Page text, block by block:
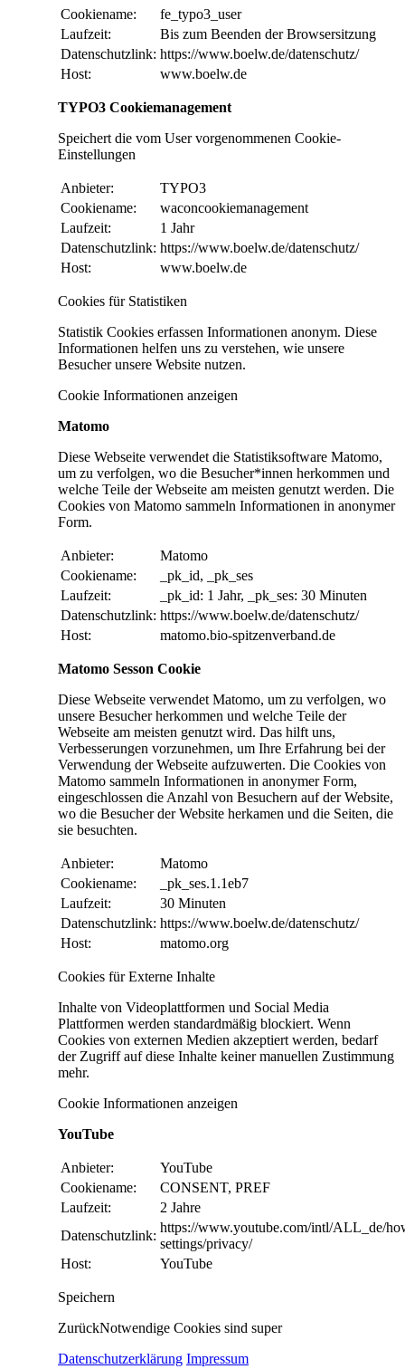
Cookiename:
fe_typo3_user
Laufzeit:
Bis zum Beenden der Browsersitzung
Datenschutzlink: https://www.boelw.de/datenschutz/
Host:
www.boelw.de
TYPO3 Cookiemanagement
Speichert die vom User vorgenommenen Cookie-
Einstellungen
Anbieter:
TYPO3
Cookiename:
waconcookiemanagement
Laufzeit:
1 Jahr
Datenschutzlink: https://www.boelw.de/datenschutz/
Host:
www.boelw.de
Cookies für Statistiken
Statistik Cookies erfassen Informationen anonym. Diese
Informationen helfen uns zu verstehen, wie unsere
Besucher unsere Website nutzen.
Cookie Informationen anzeigen
Matomo
Diese Webseite verwendet die Statistiksoftware Matomo,
um zu verfolgen, wo die Besucher*innen herkommen und
welche Teile der Webseite am meisten genutzt werden. Die
Cookies von Matomo sammeln Informationen in anonymer
Form.
Anbieter:
Matomo
Cookiename:
_pk_id, _pk_ses
Laufzeit:
_pk_id: 1 Jahr, _pk_ses: 30 Minuten
Datenschutzlink: https://www.boelw.de/datenschutz/
Host:
matomo.bio-spitzenverband.de
Matomo Sesson Cookie
Diese Webseite verwendet Matomo, um zu verfolgen, wo
unsere Besucher herkommen und welche Teile der
Webseite am meisten genutzt wird. Das hilft uns,
Verbesserungen vorzunehmen, um Ihre Erfahrung bei der
Verwendung der Webseite aufzuwerten. Die Cookies von
Matomo sammeln Informationen in anonymer Form,
eingeschlossen die Anzahl von Besuchern auf der Website,
wo die Besucher der Website herkamen und die Seiten, die
sie besuchten.
Anbieter:
Matomo
Cookiename:
_pk_ses.1.1eb7
Laufzeit:
30 Minuten
Datenschutzlink: https://www.boelw.de/datenschutz/
Host:
matomo.org
Cookies für Externe Inhalte
Inhalte von Videoplattformen und Social Media
Plattformen werden standardmäßig blockiert. Wenn
Cookies von externen Medien akzeptiert werden, bedarf
der Zugriff auf diese Inhalte keiner manuellen Zustimmung
mehr.
Cookie Informationen anzeigen
YouTube
Anbieter:
YouTube
Cookiename:
CONSENT, PREF
Laufzeit:
2 Jahre
Datenschutzlink:
https://www.youtube.com/intl/ALL_de/
settings/privacy/
Host:
YouTube
Speichern
ZurückNotwendige Cookies sind super
Datenschutzerklärung Impressum